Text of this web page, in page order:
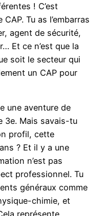
! C’est
Tu as l’embarras
agent de sécurité,
Et ce n’est que la
soit le secteur qui
un CAP pour
une aventure de
3e. Mais savais-tu
profil, cette
? Et il y a une
n’est pas
professionnel. Tu
généraux comme
chimie, et